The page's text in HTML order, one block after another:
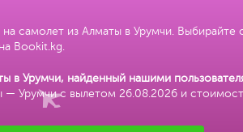
самолет из Алматы в Урумчи. Выбирайте
Bookit.kg.
в Урумчи, найденный нашими
— Урумчи с вылетом 26.08.2026 и